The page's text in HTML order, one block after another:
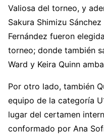
Valiosa del torneo, y
Sakura Shimizu
Fernández fueron
torneo; donde también
Ward y Keira Quinn
Por otro lado, también
equipo de la categoría
lugar del certamen
conformado por Ana